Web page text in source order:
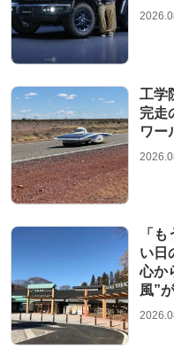
工学
完走
ワー
「
い日
心か
風”